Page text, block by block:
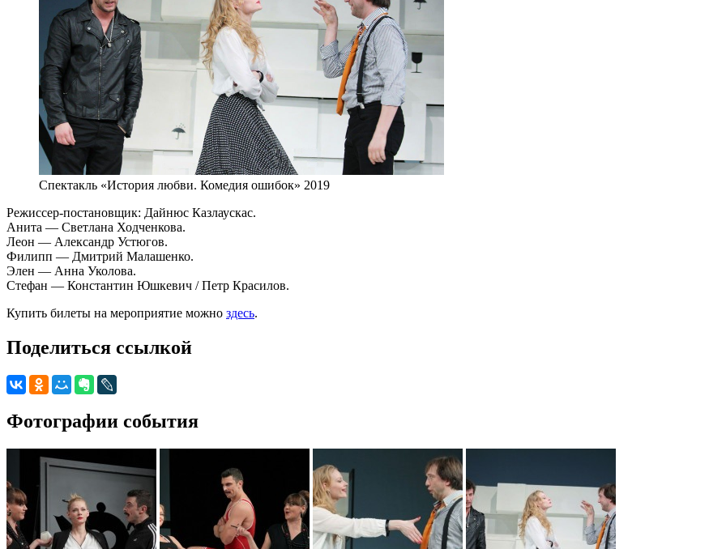
Спектакль «История любви. Комедия ошибок» 2019
Режиссер-постановщик: Дайнюс Казлаускас.
Анита — Светлана Ходченкова.
Леон — Александр Устюгов.
Филипп — Дмитрий Малашенко.
Элен — Анна Уколова.
Стефан — Константин Юшкевич / Петр Красилов.
Купить билеты на мероприятие можно здесь.
Поделиться ссылкой
Фотографии события